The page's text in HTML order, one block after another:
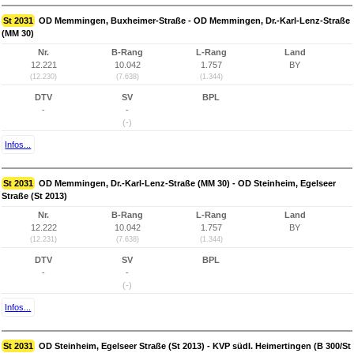
St 2031 OD Memmingen, Buxheimer-Straße - OD Memmingen, Dr.-Karl-Lenz-Straße
(MM 30)
Nr.
12.221
(12.230)
B-Rang
10.042
(7.638)
L-Rang
1.757
(1.344)
Land
BY
DTV
-
SV
-
(-)
BPL
Infos...
St 2031 OD Memmingen, Dr.-Karl-Lenz-Straße (MM 30) - OD Steinheim, Egelseer
Straße (St 2013)
Nr.
12.222
(12.231)
B-Rang
10.042
(7.638)
L-Rang
1.757
(1.344)
Land
BY
DTV
-
SV
-
(-)
BPL
Infos...
St 2031 OD Steinheim, Egelseer Straße (St 2013) - KVP südl. Heimertingen (B 300/St